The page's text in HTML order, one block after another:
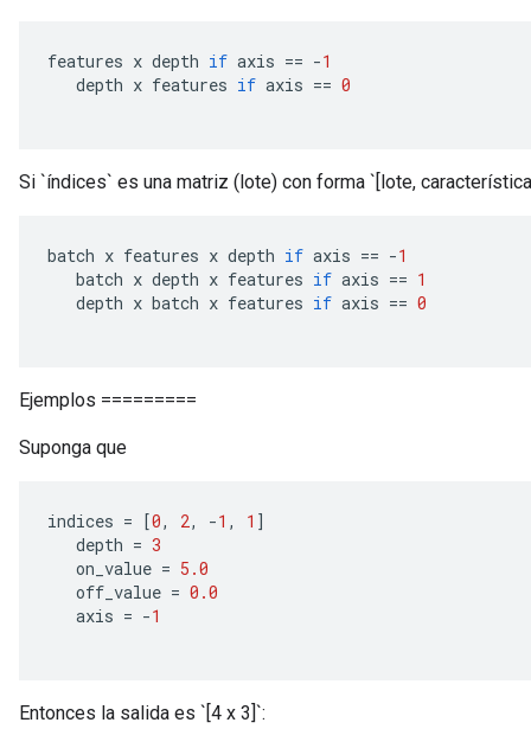
features x depth if axis == -1
depth x features if axis == 0
Si `índices` es una matriz (lote) con forma `[lote,
batch x features x depth if axis == -1
batch x depth x features if axis == 1
depth x batch x features if axis == 0
Ejemplos =========
Suponga que
indices = [0, 2, -1 , 1 ]
depth = 3
on_value = 5.0
off_value = 0.0
axis = -1
Entonces la salida es `[4 x 3]`: